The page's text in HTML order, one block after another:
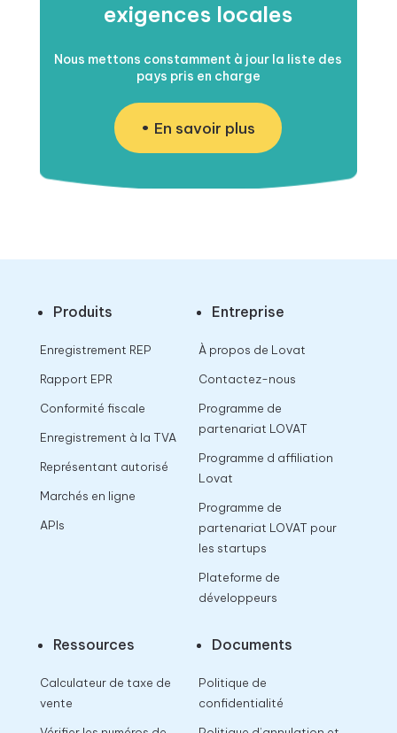
exigences locales
Nous mettons constamment à jour la liste des
pays pris en charge
En savoir plus
Produits
Enregistrement REP
Rapport EPR
Conformité fiscale
Enregistrement à la TVA
Représentant autorisé
Marchés en ligne
APIs
Entreprise
À propos de Lovat
Contactez-nous
Programme de
partenariat LOVAT
Programme d affiliation
Lovat
Programme de
partenariat LOVAT pour
les startups
Plateforme de
développeurs
Ressources
Calculateur de taxe de
vente
Documents
Politique de
confidentialité